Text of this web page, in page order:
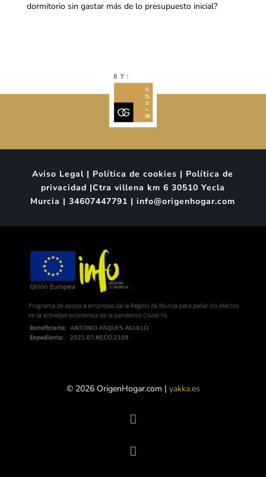
dormitorio sin gastar más de lo presupuesto inicial?
Aviso Legal | Política de cookies | Política de
privacidad |Ctra villena km 6 30510 Yecla
Murcia | 34607447791 | info@origenhogar.com
© 2026 OrigenHogar.com | yakka.es

